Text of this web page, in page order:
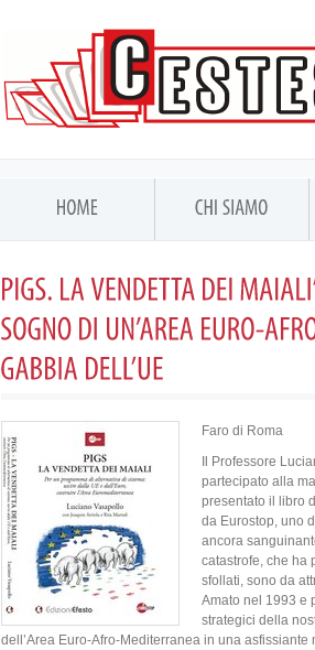
Faro di Roma
Il Professore
partecipato alla
presentato il libro
da Eurostop, uno
ancora
catastrofe, che ha
sfollati, sono da
Amato nel 1993 e
strategici della
dell’Area Euro-Afro-Mediterranea in una asfissiante